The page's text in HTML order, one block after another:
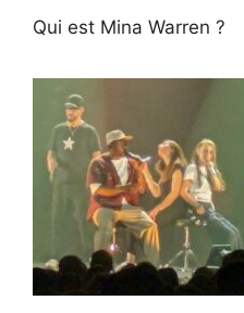
Qui est Mina Warren ?